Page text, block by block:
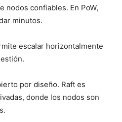
nodos confiables. En PoW,
minutos.
escalar horizontalmente
por diseño. Raft es
donde los nodos son